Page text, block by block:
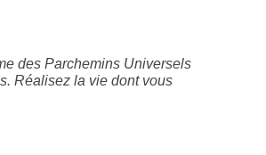
des Parchemins Universels
Réalisez la vie dont vous